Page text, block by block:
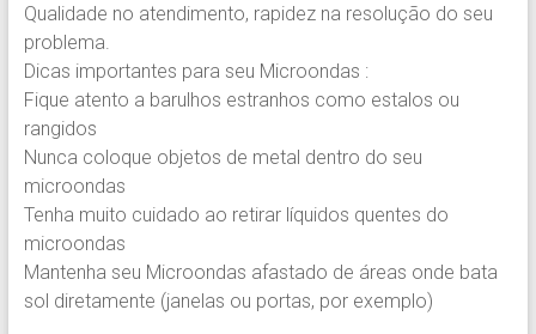
Qualidade no atendimento, rapidez na resolução do seu
problema.
Dicas importantes para seu Microondas :
Fique atento a barulhos estranhos como estalos ou
rangidos
Nunca coloque objetos de metal dentro do seu
microondas
Tenha muito cuidado ao retirar líquidos quentes do
microondas
Mantenha seu Microondas afastado de áreas onde bata
sol diretamente (janelas ou portas, por exemplo)